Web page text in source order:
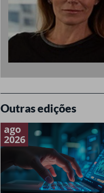
Outras edições
ago
2026